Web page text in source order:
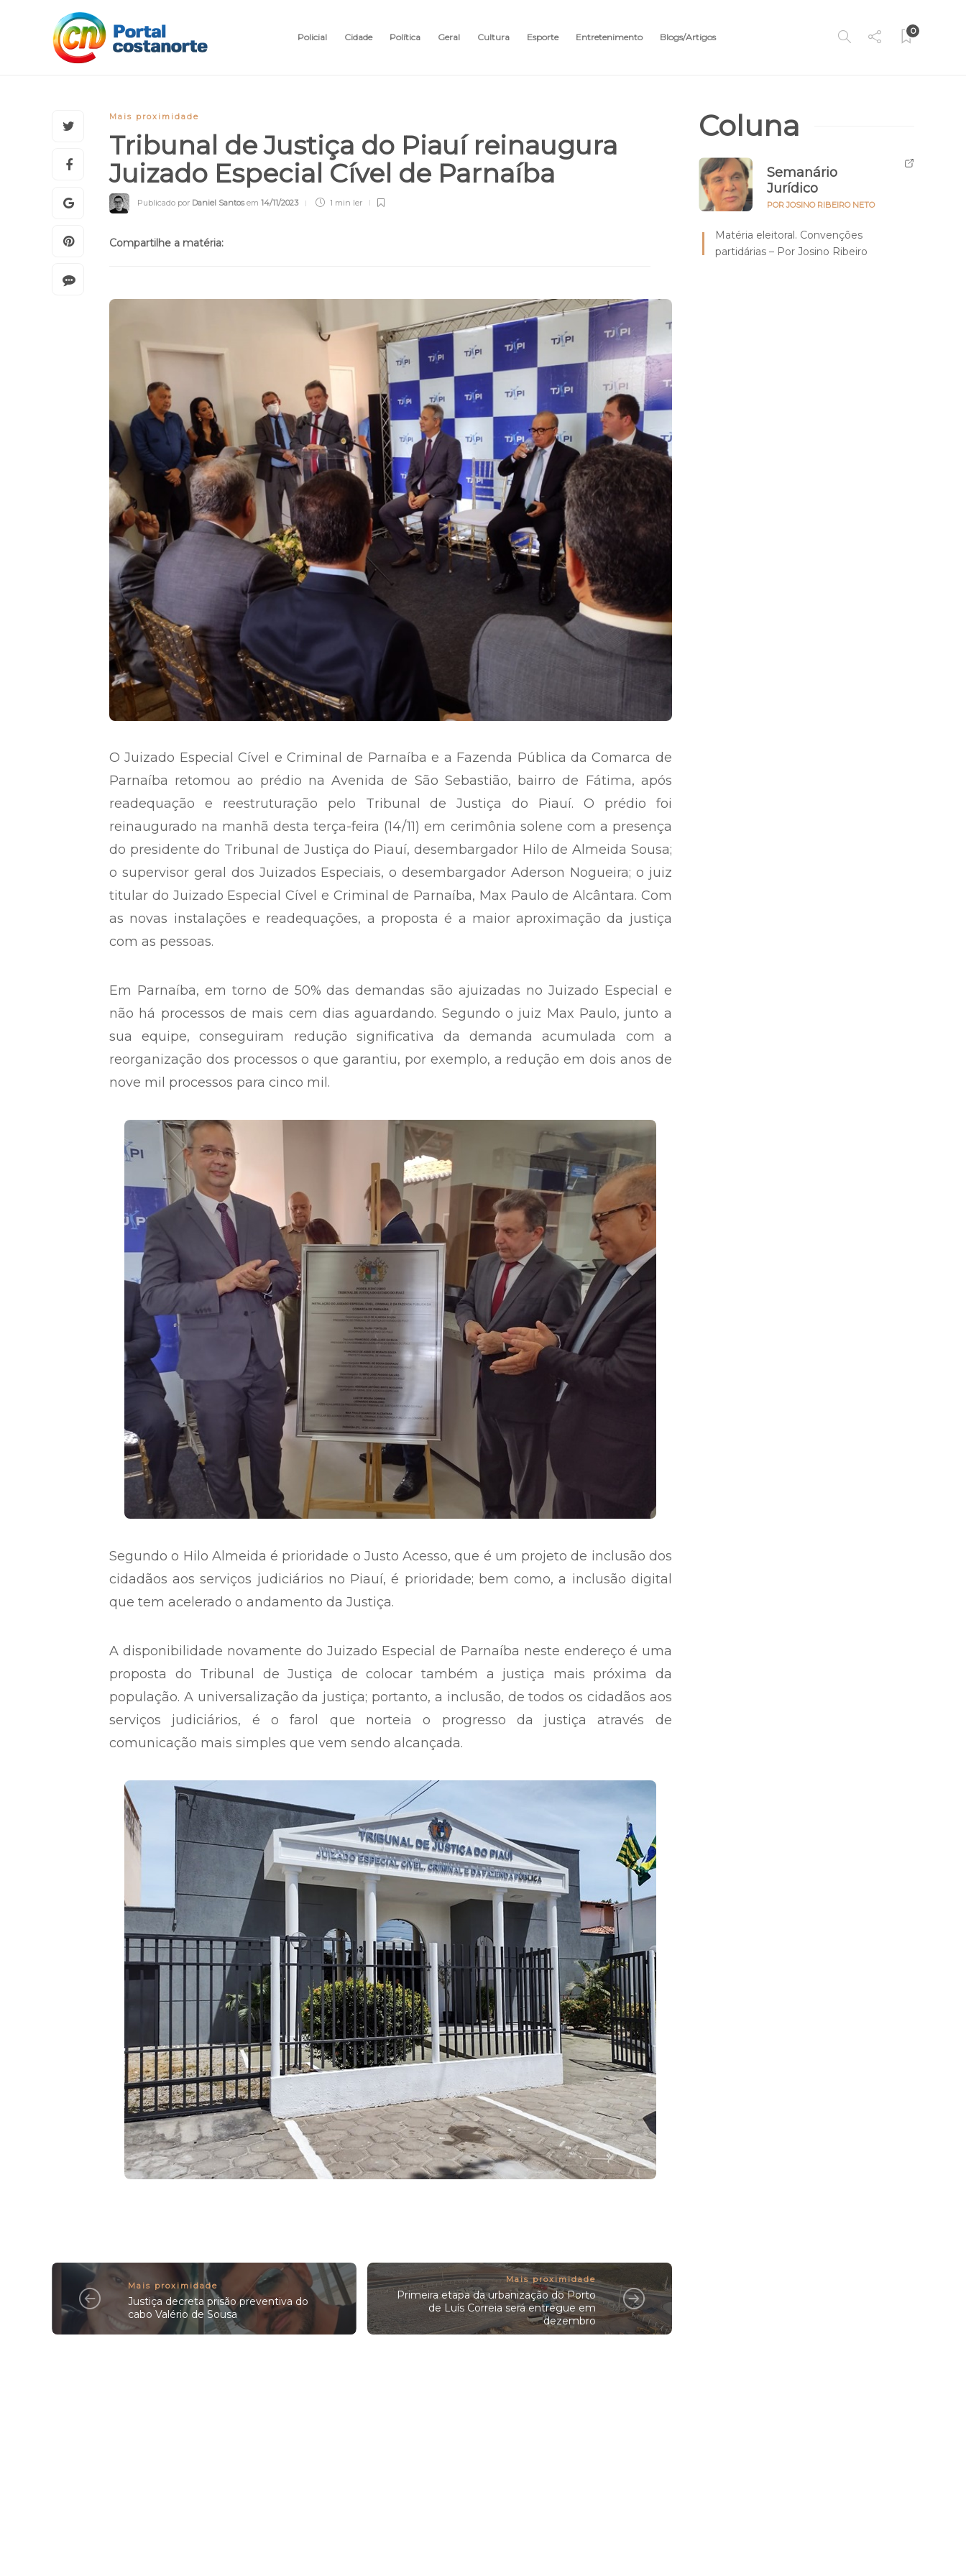
Policial Cidade Política Geral Cultura Esporte Entretenimento Blogs/Artigos
0
Mais proximidade
Tribunal de Justiça do Piauí reinaugura
Juizado Especial Cível de Parnaíba
Publicado por Daniel Santosem 14/11/2023 1 min ler
Compartilhe a matéria:
O Juizado Especial Cível e Criminal de Parnaíba e a Fazenda Pública da Comarca de
Parnaíba retomou ao prédio na Avenida de São Sebastião, bairro de Fátima, após
readequação e reestruturação pelo Tribunal de Justiça do Piauí. O prédio foi
reinaugurado na manhã desta terça-feira (14/11) em cerimônia solene com a presença
do presidente do Tribunal de Justiça do Piauí, desembargador Hilo de Almeida Sousa;
o supervisor geral dos Juizados Especiais, o desembargador Aderson Nogueira; o juiz
titular do Juizado Especial Cível e Criminal de Parnaíba, Max Paulo de Alcântara. Com
as novas instalações e readequações, a proposta é a maior aproximação da justiça
com as pessoas.
Em Parnaíba, em torno de 50% das demandas são ajuizadas no Juizado Especial e
não há processos de mais cem dias aguardando. Segundo o juiz Max Paulo, junto a
sua equipe, conseguiram redução significativa da demanda acumulada com a
reorganização dos processos o que garantiu, por exemplo, a redução em dois anos de
nove mil processos para cinco mil.
Segundo o Hilo Almeida é prioridade o Justo Acesso, que é um projeto de inclusão dos
cidadãos aos serviços judiciários no Piauí, é prioridade; bem como, a inclusão digital
que tem acelerado o andamento da Justiça.
A disponibilidade novamente do Juizado Especial de Parnaíba neste endereço é uma
proposta do Tribunal de Justiça de colocar também a justiça mais próxima da
população. A universalização da justiça; portanto, a inclusão, de todos os cidadãos aos
serviços judiciários, é o farol que norteia o progresso da justiça através de
comunicação mais simples que vem sendo alcançada.
Mais proximidade
Justiça decreta prisão preventiva do
cabo Valério de Sousa
Mais proximidade
Primeira etapa da urbanização do Porto
de Luís Correia será entregue em
dezembro
Coluna
Semanário
Jurídico
POR JOSINO RIBEIRO NETO
Matéria eleitoral. Convenções
partidárias – Por Josino Ribeiro